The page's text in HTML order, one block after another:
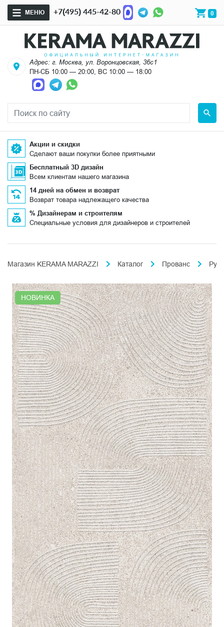
МЕНЮ +7(495) 445-42-80 0
Адрес: г. Москва, ул. Воронцовская, 36с1
ПН-СБ 10:00 — 20:00, ВС 10:00 — 18:00
Акции и скидки
Сделают ваши покупки более приятными
Бесплатный 3D дизайн
Всем клиентам нашего магазина
14 дней на обмен и возврат
Возврат товара надлежащего качества
% Дизайнерам и строителям
Специальные условия для дизайнеров и строителей
Магазин KERAMA MARAZZI Каталог Прованс
НОВИНКА